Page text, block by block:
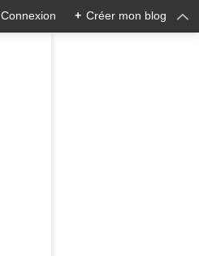
Connexion + Créer mon blog